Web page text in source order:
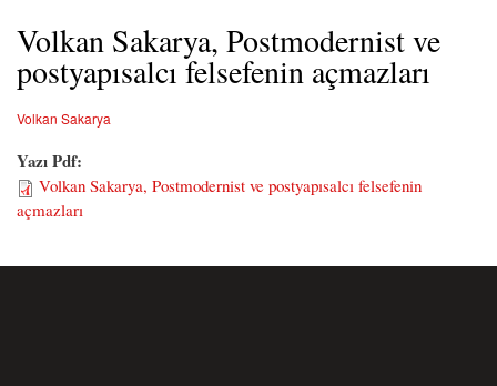
Volkan Sakarya, Postmodernist ve
postyapısalcı felsefenin açmazları
Volkan Sakarya
Yazı Pdf:
Volkan Sakarya, Postmodernist ve postyapısalcı felsefenin
açmazları